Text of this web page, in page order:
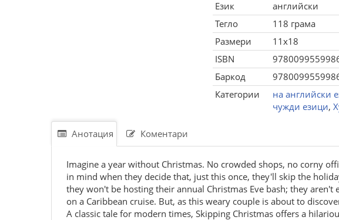
Език
английски
Тегло
118 грама
Размери
11x18
ISBN
Баркод
Категории
на английски
чужди езици,
Анотация Коментари
Imagine a year without Christmas. No crowded shops, no corny
in mind when they decide that, just this once, they'll skip the
they won't be hosting their annual Christmas Eve bash; they
on a Caribbean cruise. But, as this weary couple is about to
A classic tale for modern times, Skipping Christmas offers a